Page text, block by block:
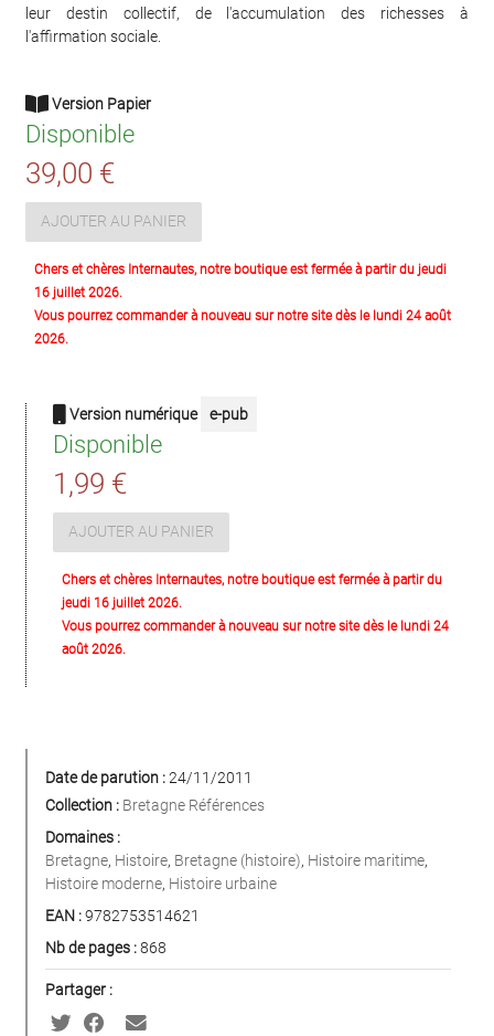
leur destin collectif, de l'accumulation des richesses à
l'affirmation sociale.
Version Papier
Disponible
39,00 €
AJOUTER AU PANIER
Chers et chères Internautes, notre boutique est fermée à partir du jeudi
16 juillet 2026.
Vous pourrez commander à nouveau sur notre site dès le lundi 24 août
2026.
Version numérique e-pub
Disponible
1,99 €
AJOUTER AU PANIER
Chers et chères Internautes, notre boutique est fermée à partir du
jeudi 16 juillet 2026.
Vous pourrez commander à nouveau sur notre site dès le lundi 24
août 2026.
Date de parution :24/11/2011
Collection : Bretagne Références
Domaines :
Bretagne, Histoire, Bretagne (histoire), Histoire maritime,
Histoire moderne, Histoire urbaine
EAN :9782753514621
Nb de pages :868
Partager :